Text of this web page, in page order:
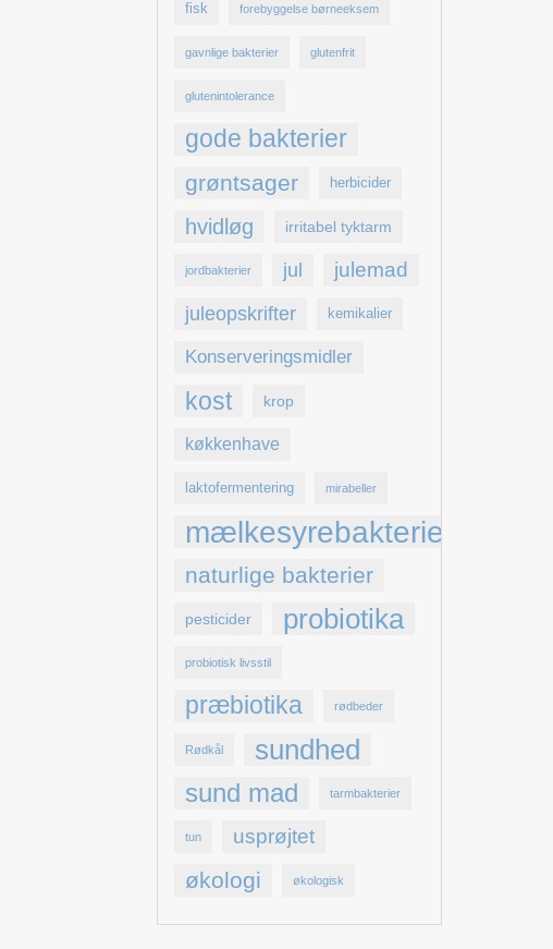
fisk forebyggelse børneeksem
gavnlige bakterier glutenfrit
glutenintolerance
gode bakterier
grøntsager herbicider
hvidløg irritabel tyktarm
jordbakterier jul julemad
juleopskrifter kemikalier
Konserveringsmidler
kost krop
køkkenhave
laktofermentering mirabeller
mælkesyrebakterier
naturlige bakterier
pesticider probiotika
probiotisk livsstil
præbiotika rødbeder
Rødkål sundhed
sund mad tarmbakterier
tun usprøjtet
økologi økologisk